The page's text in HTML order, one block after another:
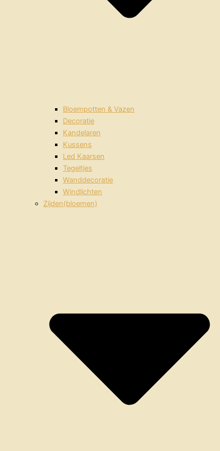
Bloempotten & Vazen
Decoratie
Kandelaren
Kussens
Led Kaarsen
Tegeltjes
Wanddecoratie
Windlichten
Zijden(bloemen)